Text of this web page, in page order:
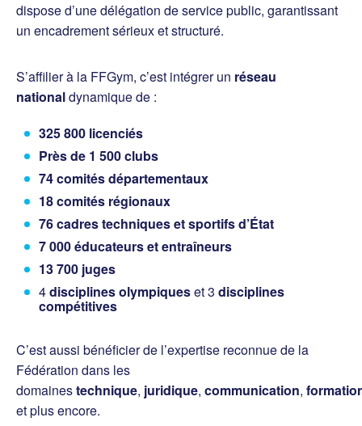
dispose d’une délégation de service public, garantissant
un encadrement sérieux et structuré.
S’affilier à la FFGym, c’est intégrer un réseau
nationaldynamique de :
325 800 licenciés
Près de 1 500 clubs
74 comités départementaux
18 comités régionaux
76 cadres techniques et sportifs d’État
7 000 éducateurs et entraîneurs
13 700 juges
4disciplines olympiqueset 3 disciplines
compétitives
C’est aussi bénéficier de l’expertise reconnue de la
Fédération dans les
domainestechnique, juridique, communication,
et plus encore.